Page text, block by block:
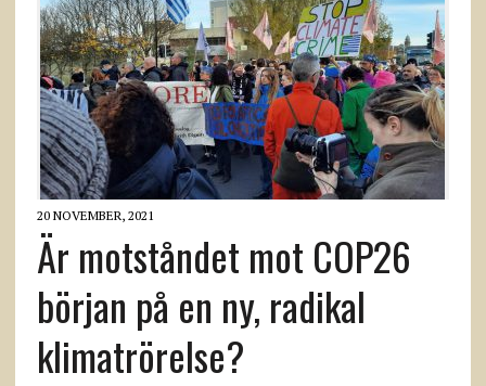
20 NOVEMBER, 2021
Är motståndet mot COP26
början på en ny, radikal
klimatrörelse?